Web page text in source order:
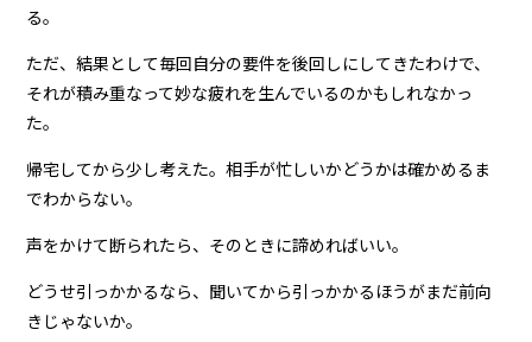
る。
ただ、結果として毎回自分の要件を後回しにしてきたわけで、
それが積み重なって妙な疲れを生んでいるのかもしれなかっ
た。
帰宅してから少し考えた。相手が忙しいかどうかは確かめるま
でわからない。
声をかけて断られたら、そのときに諦めればいい。
どうせ引っかかるなら、聞いてから引っかかるほうがまだ前向
きじゃないか。